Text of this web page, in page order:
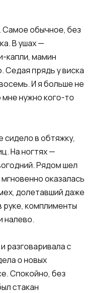
Самое обычное, без
В ушах —
капли, мамин
Седая прядь у виска
И я больше не
нужно кого-то
сидело в обтяжку,
На ногтях —
Рядом шел
оказалась
долетавший даже
руке, комплименты
налево.
разговаривала с
о новых
Спокойно, без
стакан